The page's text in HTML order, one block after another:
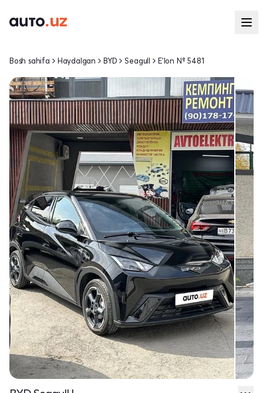
Bosh sahifa Haydalgan BYD Seagull E'lon № 5481